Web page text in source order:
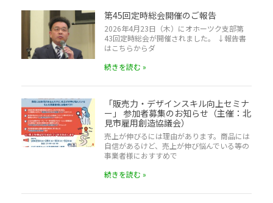
第45回定時総会開催のご報告
2026年4月23日（木）にオホーツク支部第
43回定時総会が開催されました。 ↓報告書
はこちらからダ
続きを読む »
「販売力・デザインスキル向上セミナ
ー」 参加者募集のお知らせ（主催：北
見市雇用創造協議会）
売上が伸びるには理由があります。商品には
自信があるけど、売上が伸び悩んでいる等の
事業者様におすすめで
続きを読む »